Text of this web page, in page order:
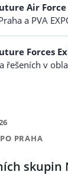
Air
a PVA
Forces
řešeních v
PRAHA
skupin